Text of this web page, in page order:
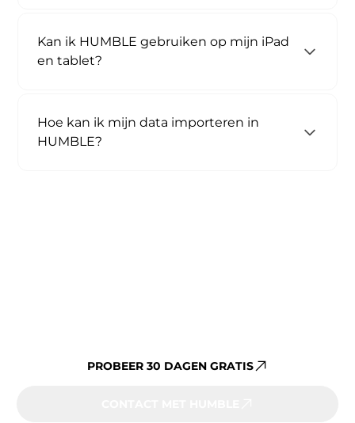
Kan ik HUMBLE gebruiken op mijn iPad
en tablet?
Hoe kan ik mijn data importeren in
HUMBLE?
PROBEER 30 DAGEN GRATIS